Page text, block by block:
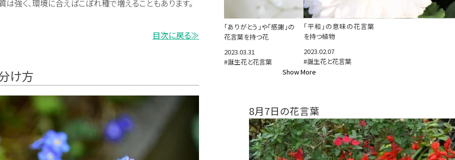
は強く、環境に合えばこぼれ種で増えることもあります。
目次に戻る≫
け方
「ありがとう」や「感謝」の
花言葉を持つ花
2023.03.31
#誕生花と花言葉
「平和」の意味の花言葉
を持つ植物
2023.02.07
#誕生花と花言葉
Show More
8月7日の花言葉